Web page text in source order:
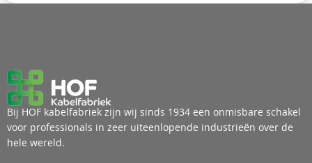
Bij HOF kabelfabriek zijn wij sinds 1934 een onmisbare schakel
voor professionals in zeer uiteenlopende industrieën over de
hele wereld.